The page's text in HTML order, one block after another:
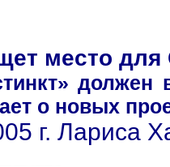
место для
о новых
г. Лариса